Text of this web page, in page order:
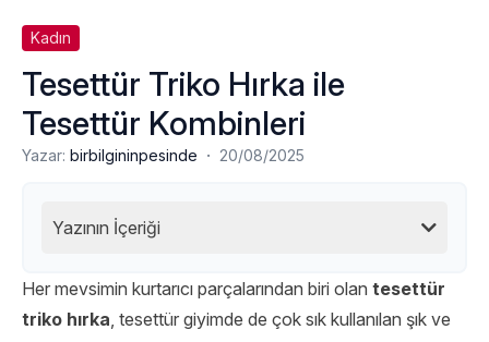
Kadın
Tesettür Triko Hırka ile
Tesettür Kombinleri
Yazar: birbilgininpesinde · 20/08/2025
Yazının İçeriği
Her mevsimin kurtarıcı parçalarından biri olan tesettür
triko hırka, tesettür giyimde de çok sık kullanılan şık ve